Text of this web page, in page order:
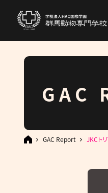
GAC
GAC Report JKCト